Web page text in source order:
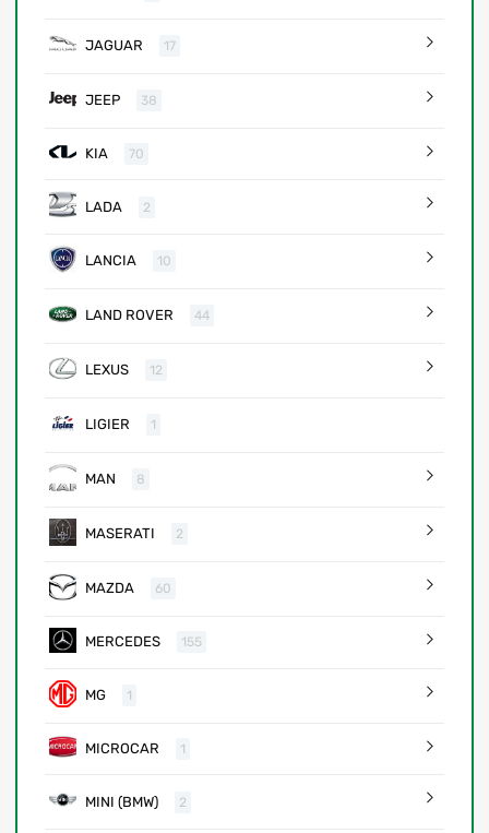
JAGUAR 17
JEEP 38
KIA 70
LADA 2
LANCIA 10
LAND ROVER 44
LEXUS 12
LIGIER 1
MAN 8
MASERATI 2
MAZDA 60
MERCEDES 155
MG 1
MICROCAR 1
MINI (BMW) 2